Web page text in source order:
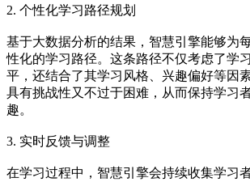
2. 个性化学习路径规划
基于大数据分析的结果，智慧引擎能够为
性化的学习路径。这条路径不仅考虑了学
平，还结合了其学习风格、兴趣偏好等因
具有挑战性又不过于困难，从而保持学习
趣。
3. 实时反馈与调整
在学习过程中，智慧引擎会持续收集学习